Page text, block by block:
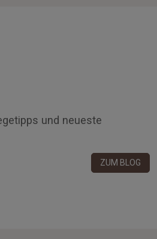
und neueste
ZUM BLOG